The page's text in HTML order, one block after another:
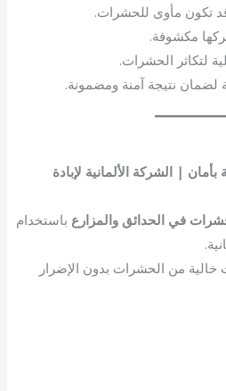
تكون مأوى للحشرات.
مكشوفة.
لتكاثر الحشرات.
نتيجة آمنة ومضمونة.
| الشركة الألمانية لإبادة
في الحدائق والمزارع باستخدام
خالية من الحشرات بدون الإضرار